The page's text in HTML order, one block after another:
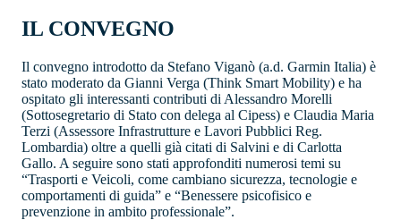
IL CONVEGNO
Il convegno introdotto da Stefano Viganò (a.d. Garmin Italia) è
stato moderato da Gianni Verga (Think Smart Mobility) e ha
ospitato gli interessanti contributi di Alessandro Morelli
(Sottosegretario di Stato con delega al Cipess) e Claudia Maria
Terzi (Assessore Infrastrutture e Lavori Pubblici Reg.
Lombardia) oltre a quelli già citati di Salvini e di Carlotta
Gallo. A seguire sono stati approfonditi numerosi temi su
“Trasporti e Veicoli, come cambiano sicurezza, tecnologie e
comportamenti di guida” e “Benessere psicofisico e
prevenzione in ambito professionale”.